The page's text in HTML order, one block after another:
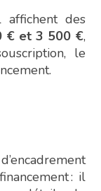
affichent des
€ et 3 500 €,
le
: il